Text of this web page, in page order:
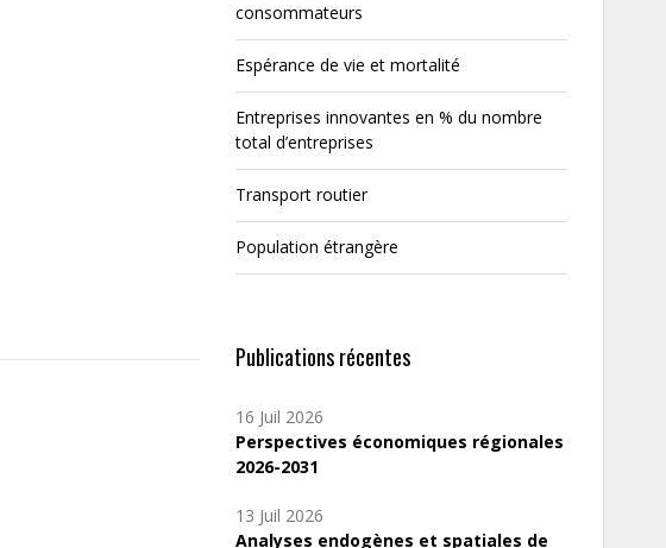
consommateurs
Espérance de vie et mortalité
Entreprises innovantes en % du nombre
total d’entreprises
Transport routier
Population étrangère
Publications récentes
16 Juil 2026
Perspectives économiques régionales
2026-2031
13 Juil 2026
Analyses endogènes et spatiales de